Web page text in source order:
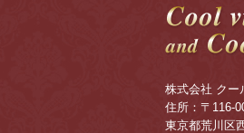
株式会社 クー
住所：〒116-
東京都荒川区